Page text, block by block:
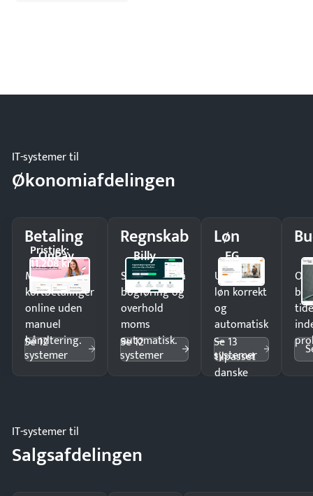
IT-systemer til
Økonomiafdelingen
Betaling
OnPay
Pristjek:
11.208 kr
Modtag
kortbetalinger
online uden
manuel
håndtering.
Se 12
systemer
Regnskab
Billy
Spar timer på
bogføring og
overhold
moms
automatisk.
Se 12
systemer
Løn
EG
Udbetal
løn korrekt
og
automatisk
—
tilpasset
danske
Se 13
systemer
IT-systemer til
Salgsafdelingen